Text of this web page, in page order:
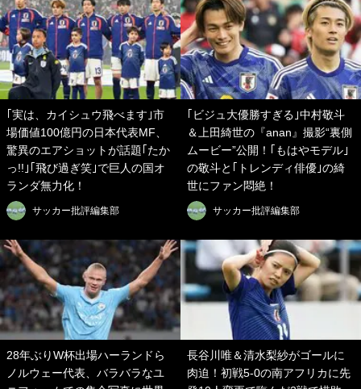
｢実は、カイシュウ飛べます｣市
場価値100億円の日本代表MF、
驚異のエアショットが話題｢たか
っ!!｣｢飛び過ぎ笑｣で巨人の国オ
ランダ無力化！
サッカー批評編集部
｢ビジュ大優勝すぎる｣中村敬斗
＆上田綺世の『anan』撮影“裏側
ムービー”公開！｢もはやモデル｣
の敬斗と｢トレンディ俳優｣の綺
世にファン悶絶！
サッカー批評編集部
28年ぶりW杯出場ハーランドら
ノルウェー代表、バラバラなユ
長谷川唯＆清水梨紗がゴールに
肉迫！初戦5-0の南アフリカに先